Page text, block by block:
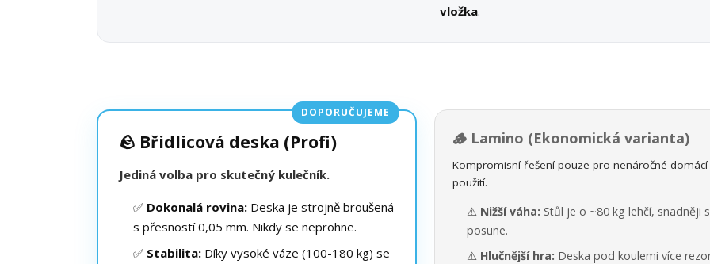
vložka.
DOPORUČUJEME
🪨 Břidlicová deska (Profi)
Jediná volba pro skutečný kulečník.
✅ Dokonalá rovina: Deska je strojně broušená
s přesností 0,05 mm. Nikdy se neprohne.
✅ Stabilita: Díky vysoké váze (100-180 kg) se
🪵 Lamino (Ekonomická varianta)
Kompromisní řešení pouze pro nenáročné domácí
použití.
⚠️ Nižší váha: Stůl je o ~80 kg lehčí, snadněji
posune.
⚠️ Hlučnější hra: Deska pod koulemi více